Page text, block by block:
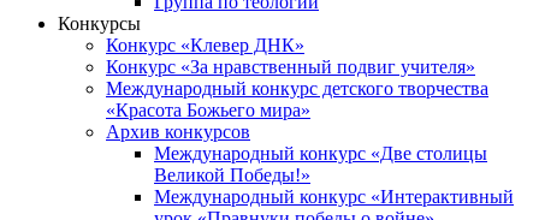
Конкурсы
Конкурс «Клевер ДНК»
Конкурс «За нравственный подвиг учителя»
Международный конкурс детского творчества
«Красота Божьего мира»
Архив конкурсов
Международный конкурс «Две столицы
Великой Победы!»
Международный конкурс «Интерактивный